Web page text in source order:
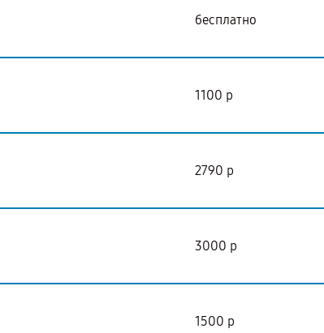
бесплатно
1100 р
2790 р
3000 р
1500 р